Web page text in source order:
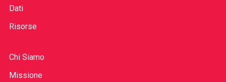
Dati
Risorse
Chi Siamo
Missione